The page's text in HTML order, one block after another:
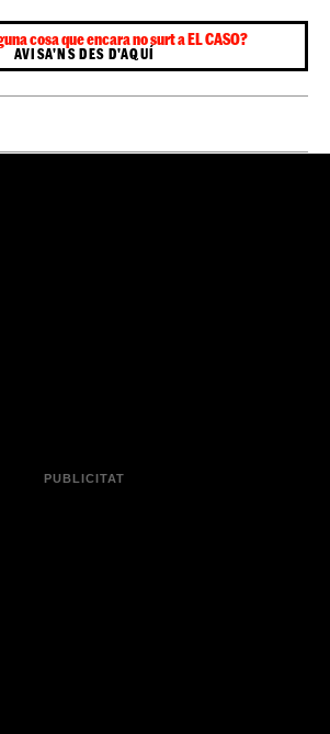
cosa que encara no surt a EL CASO?
AVISA'NS DES D'AQUÍ